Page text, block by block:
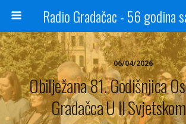
06/04/2026
Obilježana 81. Godišnjica
Gradačca U II